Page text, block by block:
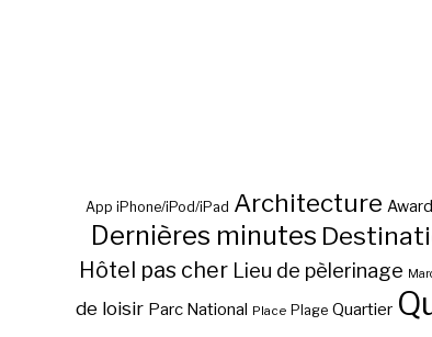
App iPhone/iPod/iPad Architecture
Dernières minutes
Hôtel pas cher Lieu de pèlerinage
de loisir Parc National Place Plage Quartier